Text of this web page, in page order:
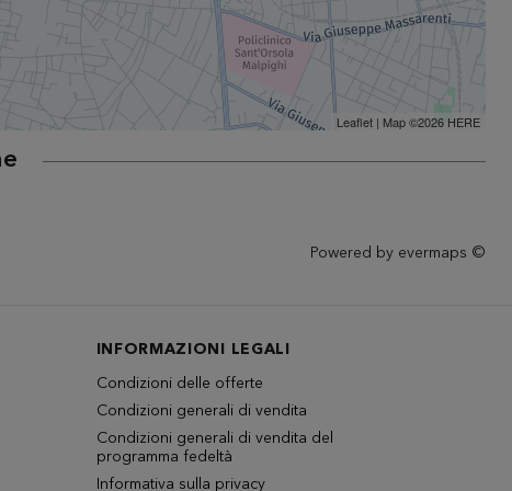
Leaflet| Map ©2026 HERE
Powered by evermaps ©
INFORMAZIONI LEGALI
Condizioni delle offerte
Condizioni generali di vendita
Condizioni generali di vendita del
programma fedeltà
Informativa sulla privacy